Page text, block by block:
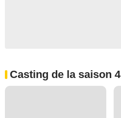
Casting de la saison 4